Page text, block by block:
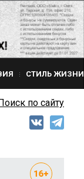
СТИЛЬ ЖИЗНИ
по сайту